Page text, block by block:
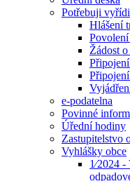
Potřebuji
Hlášení
Žádost
e-podatelna
Povinné
Úřední hodiny
Zastupitelstvo
Vyhlášky obce
1⁄2024